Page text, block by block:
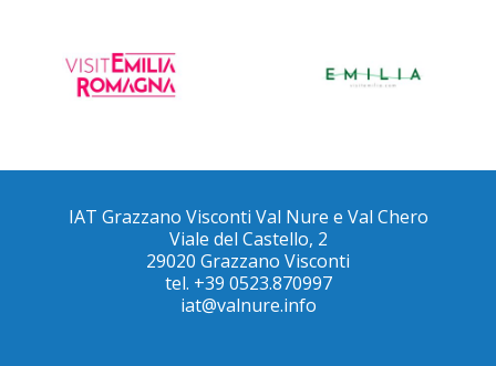
IAT Grazzano Visconti Val Nure e Val Chero
Viale del Castello, 2
29020 Grazzano Visconti
tel. +39 0523.870997
iat@valnure.info